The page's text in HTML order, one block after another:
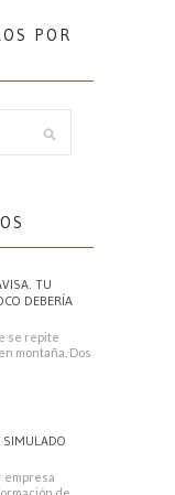
POR
TU
DEBERÍA
se repite
montaña. Dos
SIMULADO
empresa